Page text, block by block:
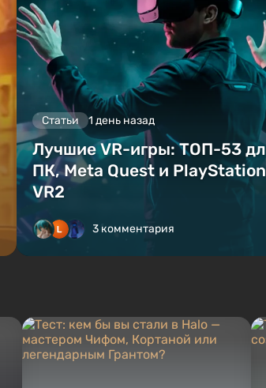
Статьи 1 день назад
Лучшие VR-игры: ТОП-53
ПК, Meta Quest и PlayStation
VR2
3 комментария